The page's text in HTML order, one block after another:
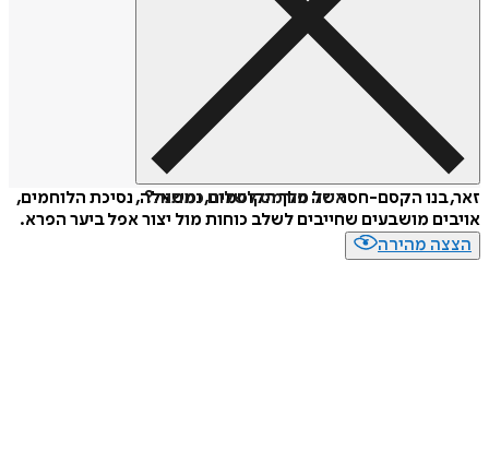
איזה פורמט לשלוח כמתנה?
זאר, בנו הקסם-חסר של מלך הקוסמים, ומשאלה, נסיכת הלוחמים,
אויבים מושבעים שחייבים לשלב כוחות מול יצור אפל ביער הפרא.
הצצה מהירה